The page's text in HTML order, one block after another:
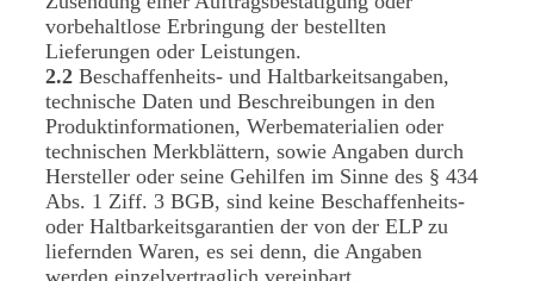
vorbehaltlose Erbringung der bestellten
Lieferungen oder Leistungen.
2.2 Beschaffenheits- und Haltbarkeitsangaben,
technische Daten und Beschreibungen in den
Produktinformationen, Werbematerialien oder
technischen Merkblättern, sowie Angaben durch
Hersteller oder seine Gehilfen im Sinne des § 434
Abs. 1 Ziff. 3 BGB, sind keine Beschaffenheits-
oder Haltbarkeitsgarantien der von der ELP zu
liefernden Waren, es sei denn, die Angaben